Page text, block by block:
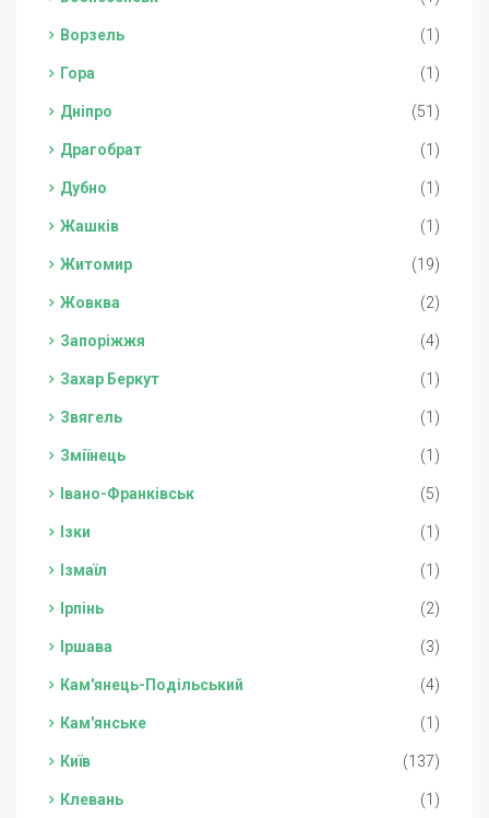
Ворзель (1)
Гора (1)
Дніпро (51)
Драгобрат (1)
Дубно (1)
Жашків (1)
Житомир (19)
Жовква (2)
Запоріжжя (4)
Захар Беркут (1)
Звягель (1)
Зміїнець (1)
Івано-Франківськ (5)
Ізки (1)
Ізмаїл (1)
Ірпінь (2)
Іршава (3)
Кам'янець-Подільський (4)
Кам'янське (1)
Київ (137)
Клевань (1)